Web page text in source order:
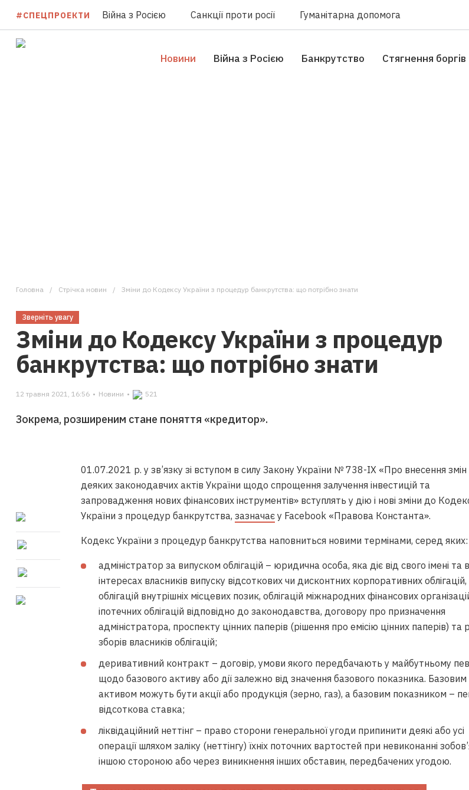
#СПЕЦПРОЕКТИ Війна з Росією Санкції проти росії Гуманітарна допомога
Новини Війна з Росією Банкрутство Стягнення боргiв
Головна Стрічка новин Зміни до Кодексу України з процедур банкрутства: що потрібно знати
Зверніть увагу
Зміни до Кодексу України з процедур
банкрутства: що потрібно знати
12 травня 2021, 16:56 • Новини • 521
Зокрема, розширеним стане поняття «кредитор».
01.07.2021 р. у зв’язку зі вступом в силу Закону України № 738-IX «Про внесення
деяких законодавчих актів України щодо спрощення залучення інвестицій та
запровадження нових фінансових інструментів» вступлять у дію і нові зміни до
України з процедур банкрутства, зазначає у Facebook «Правова Константа».
Кодекс України з процедур банкрутства наповниться новими термінами, серед яких:
адміністратор за випуском облігацій – юридична особа, яка діє від свого імені та в
інтересах власників випуску відсоткових чи дисконтних корпоративних облігацій,
облігацій внутрішніх місцевих позик, облігацій міжнародних фінансових
іпотечних облігацій відповідно до законодавства, договору про призначення
адміністратора, проспекту цінних паперів (рішення про емісію цінних паперів) та
зборів власників облігацій;
деривативний контракт – договір, умови якого передбачають у майбутньому
щодо базового активу або дії залежно від значення базового показника. Базовим
активом можуть бути акції або продукція (зерно, газ), а базовим показником –
відсоткова ставка;
ліквідаційний неттінг – право сторони генеральної угоди припинити деякі або усі
операції шляхом заліку (неттінгу) їхніх поточних вартостей при невиконанні
іншою стороною або через виникнення інших обставин, передбачених угодою.